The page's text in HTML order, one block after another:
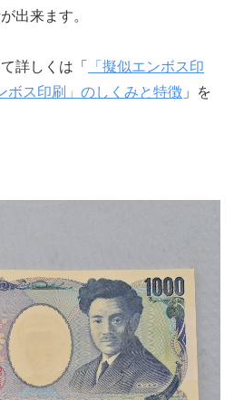
出来ます。
詳しくは「 「擬似エンボス印
ボス印刷」のしくみと特徴 」を